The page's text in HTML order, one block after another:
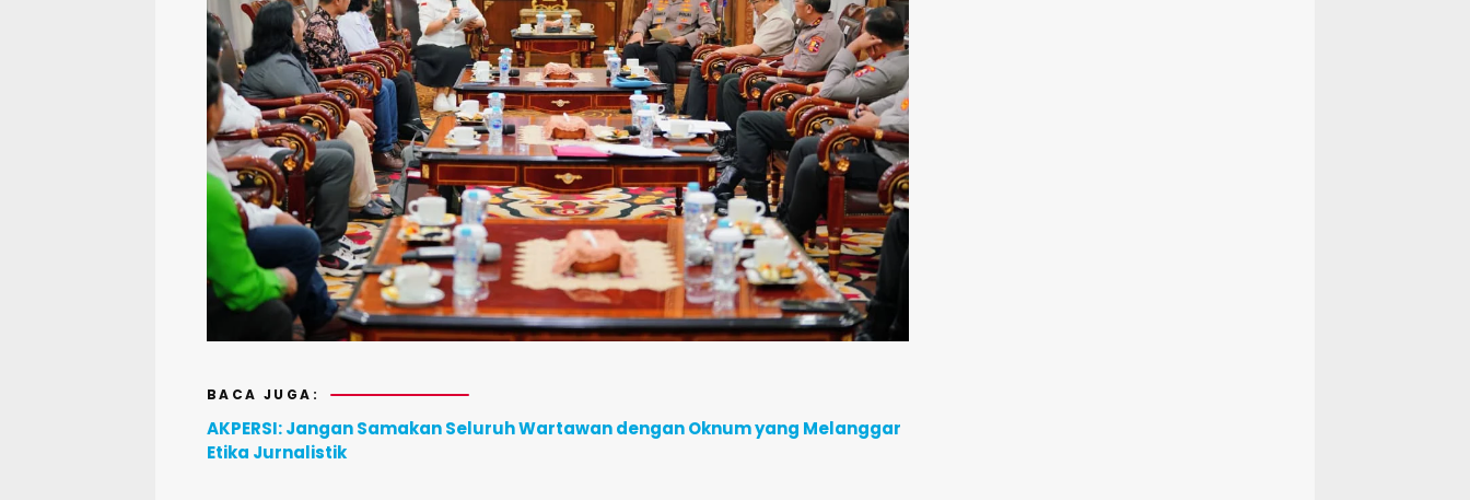
BACA JUGA:
AKPERSI: Jangan Samakan Seluruh Wartawan dengan Oknum yang Melanggar
Etika Jurnalistik